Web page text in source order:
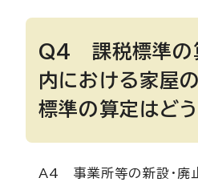
Q4 課税標準の算
内における家屋
標準の算定はどう
A4 事業所等の新設・廃